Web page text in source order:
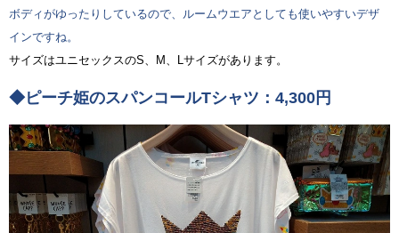
ボディがゆったりしているので、ルームウエアとしても使いやすいデザ
インですね。
サイズはユニセックスのS、M、Lサイズがあります。
◆ピーチ姫のスパンコールTシャツ：4,300円